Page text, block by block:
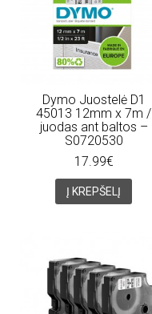
Dymo Juostelė D1
45013 12mm x 7m /
juodas ant baltos –
S0720530
17.99€
Į KREPŠELĮ